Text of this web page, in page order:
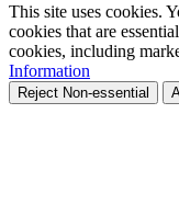
This site uses cookies.
cookies that are
cookies, including
Information
Reject Non-essential